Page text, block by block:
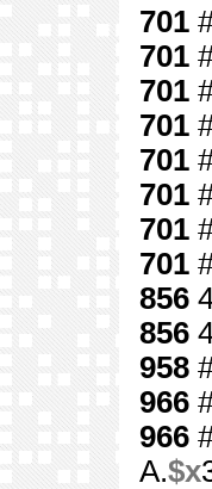
701
701
701
701
701
701
701
701
856
856
958
966
966
A.$x